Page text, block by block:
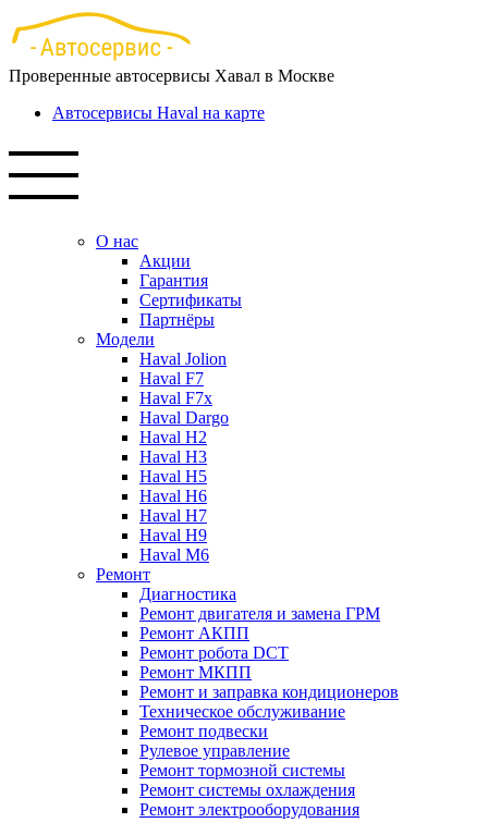
Перейти
к
основному
содержанию
Проверенные автосервисы Хавал в Москве
Автосервисы Haval на карте
О нас
Акции
Гарантия
Сертификаты
Партнёры
Модели
Haval Jolion
Haval F7
Haval F7x
Haval Dargo
Haval H2
Haval H3
Haval H5
Haval H6
Haval H7
Haval H9
Haval M6
Ремонт
Диагностика
Ремонт двигателя и замена ГРМ
Ремонт АКПП
Ремонт робота DCT
Ремонт МКПП
Ремонт и заправка кондиционеров
Техническое обслуживание
Ремонт подвески
Рулевое управление
Ремонт тормозной системы
Ремонт системы охлаждения
Ремонт электрооборудования